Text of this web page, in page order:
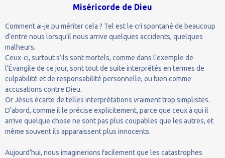
Miséricorde de Dieu
Comment ai-je pu mériter cela ? Tel est le cri spontané de beaucoup
d’entre nous lorsqu’il nous arrive quelques accidents, quelques
malheurs.
Ceux-ci, surtout s’ils sont mortels, comme dans l’exemple de
l’Évangile de ce jour, sont tout de suite interprétés en termes de
culpabilité et de responsabilité personnelle, ou bien comme
accusations contre Dieu.
Or Jésus écarte de telles interprétations vraiment trop simplistes.
D’abord, comme il le précise explicitement, parce que ceux à qui il
arrive quelque chose ne sont pas plus coupables que les autres, et
même souvent ils apparaissent plus innocents.
Aujourd’hui, nous imaginerions facilement que les catastrophes